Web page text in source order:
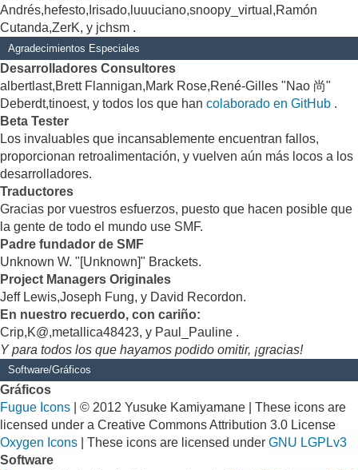
Andrés,hefesto,Irisado,luuuciano,snoopy_virtual,Ramón
Cutanda,ZerK, y jchsm .
Agradecimientos Especiales
Desarrolladores Consultores
albertlast,Brett Flannigan,Mark Rose,René-Gilles "Nao 尚"
Deberdt,tinoest, y todos los que han colaborado en GitHub .
Beta Tester
Los invaluables que incansablemente encuentran fallos,
proporcionan retroalimentación, y vuelven aún más locos a los
desarrolladores.
Traductores
Gracias por vuestros esfuerzos, puesto que hacen posible que
la gente de todo el mundo use SMF.
Padre fundador de SMF
Unknown W. "[Unknown]" Brackets.
Project Managers Originales
Jeff Lewis,Joseph Fung, y David Recordon.
En nuestro recuerdo, con cariño:
Crip,K@,metallica48423, y Paul_Pauline .
Y para todos los que hayamos podido omitir, ¡gracias!
Software/Gráficos
Gráficos
Fugue Icons | © 2012 Yusuke Kamiyamane | These icons are
licensed under a Creative Commons Attribution 3.0 License
Oxygen Icons | These icons are licensed under GNU LGPLv3
Software